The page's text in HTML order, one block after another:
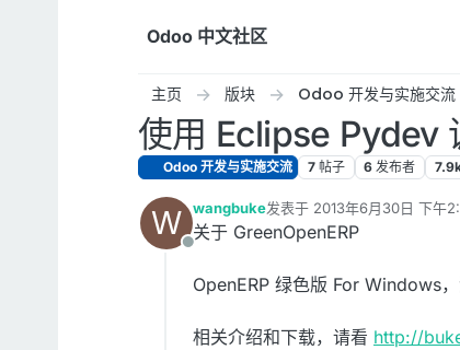
Odoo 中文社区
主页 版块 Odoo 开发与实施交流
使用 Eclipse Pydev
Odoo 开发与实施交流 7 帖子 6 发布者
W
离线
wangbuke发表于 2013年6月30日 下午
最后由 编辑
关于 GreenOpenERP
OpenERP 绿色版 For Windows
相关介绍和下载，请看 http://